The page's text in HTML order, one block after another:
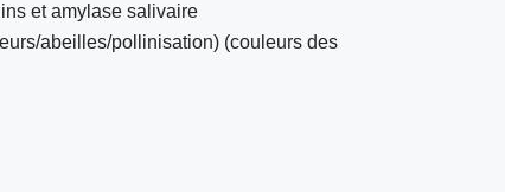
et amylase salivaire
abeilles/pollinisation) (couleurs des